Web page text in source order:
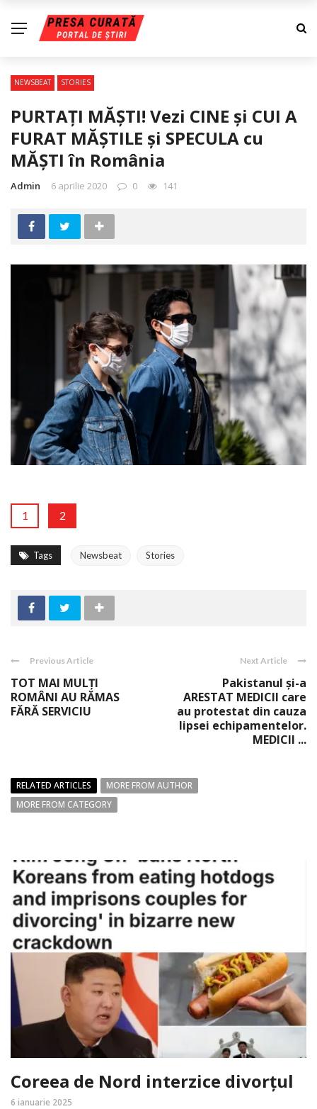
NEWSBEAT STORIES
PURTAŢI MĂŞTI! Vezi CINE şi CUI A
FURAT MĂŞTILE şi SPECULA cu
MĂŞTI în România
Admin 6 aprilie 2020 0 141
1 2
Tags Newsbeat Stories
Previous Article
TOT MAI MULŢI
ROMÂNI AU RĂMAS
FĂRĂ SERVICIU
Next Article
Pakistanul şi-a
ARESTAT MEDICII care
au protestat din cauza
lipsei echipamentelor.
MEDICII ...
RELATED ARTICLES
MORE FROM AUTHOR
MORE FROM CATEGORY
Coreea de Nord interzice divorțul
6 ianuarie 2025